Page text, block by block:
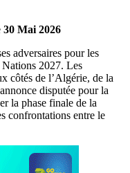
30 Mai 2026
adversaires pour les
2027. Les
côtés de l’Algérie, de la
disputée pour la
la phase finale de la
confrontations entre le